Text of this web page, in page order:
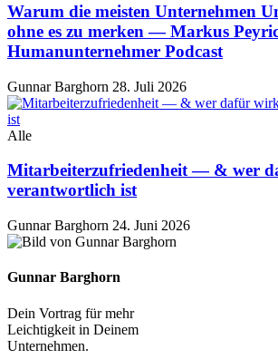
Warum die meisten Unternehmen
ohne es zu merken — Markus
Humanunternehmer Podcast
Gunnar Barghorn 28. Juli 2026
Alle
Mitarbeiterzufriedenheit — & wer
verantwortlich ist
Gunnar Barghorn 24. Juni 2026
Gunnar Barghorn
Dein Vortrag für mehr
Leichtigkeit in Deinem
Unternehmen.